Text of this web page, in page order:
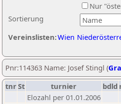
Sortierung
Nur
Vereinslisten:Wien
Pnr:114363 Name: Josef Stingl (
tnrSt turnier bdld
Elozahl per 01.01.2006